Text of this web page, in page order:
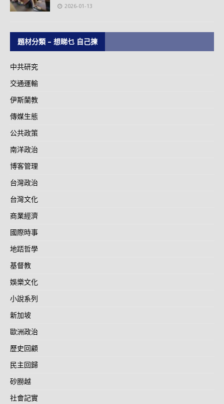
2026-01-13
題材分類 – 想睇乜 自己揀
中共研究
交通運輸
伊斯蘭教
傳媒生態
公共政策
南洋政治
博客管理
台灣政治
台灣文化
商業經濟
國際時事
地踎哲學
基督教
娛樂文化
小說系列
新加坡
歐洲政治
歷史回顧
民主回歸
砂朥越
社會記實